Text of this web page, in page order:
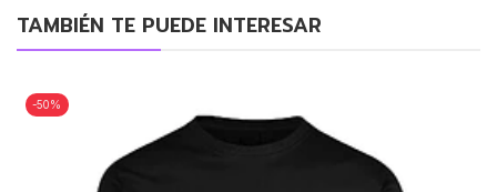
TAMBIÉN TE PUEDE INTERESAR
-50%